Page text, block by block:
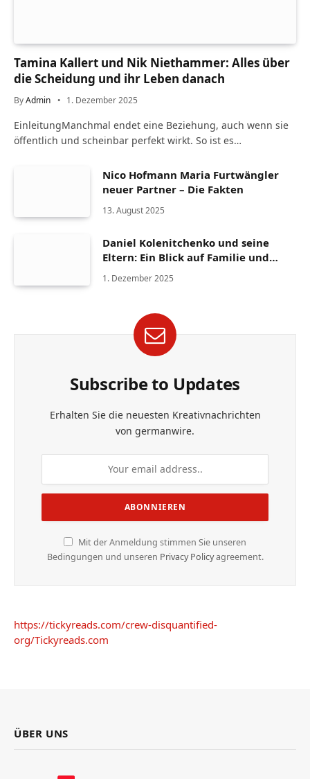
Tamina Kallert und Nik Niethammer: Alles über
die Scheidung und ihr Leben danach
ByAdmin 1. Dezember 2025
EinleitungManchmal endet eine Beziehung, auch wenn sie
öffentlich und scheinbar perfekt wirkt. So ist es…
Nico Hofmann Maria Furtwängler
neuer Partner – Die Fakten
13. August 2025
Daniel Kolenitchenko und seine
Eltern: Ein Blick auf Familie und
Herkunft
1. Dezember 2025
Subscribe to Updates
Erhalten Sie die neuesten Kreativnachrichten
von germanwire.
Mit der Anmeldung stimmen Sie unseren
Bedingungen und unseren Privacy Policyagreement.
https://tickyreads.com/crew-disquantified-
org/Tickyreads.com
ÜBER UNS